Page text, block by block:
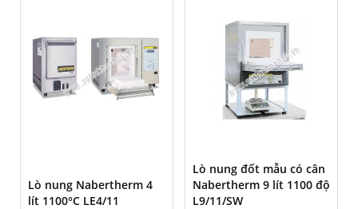
Lò nung Nabertherm 4
lít 1100°C LE4/11
Lò nung đốt mẫu có cân
Nabertherm 9 lít 1100 độ
L9/11/SW